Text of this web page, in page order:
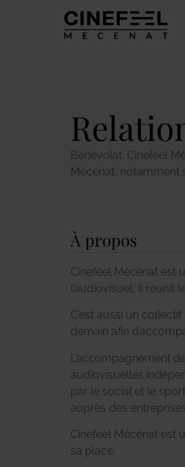
Bénévolat. Cinefeel
Mécénat, notamment
À propos
Cinefeel Mécénat est
l’audiovisuel, il réunit
C’est aussi un
demain afin
L’accompagnement
audiovisuelles
par le social et le
auprès des
Cinefeel Mécénat est
sa place.